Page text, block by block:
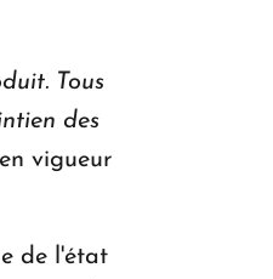
Tous
des
vigueur
de l'état